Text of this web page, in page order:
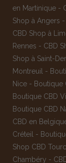
en Martinique -
Shop à Angers -
CBD Shop à
Rennes - CBD
Shop à Saint-
Montreuil
-
Nice - Boutique
Boutique CBD
Boutique CBD
CBD en
Créteil
-
Shop CBD
Chambéry -